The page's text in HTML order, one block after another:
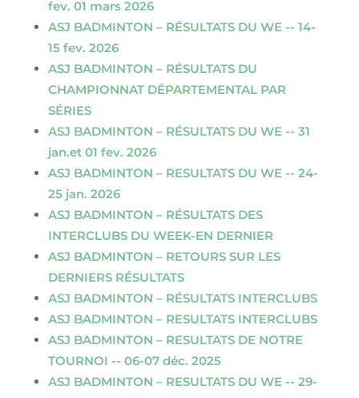
fev. 01 mars 2026
ASJ BADMINTON – RÉSULTATS DU WE -- 14-
15 fev. 2026
ASJ BADMINTON – RÉSULTATS DU
CHAMPIONNAT DÉPARTEMENTAL PAR
SÉRIES
ASJ BADMINTON – RÉSULTATS DU WE -- 31
jan.et 01 fev. 2026
ASJ BADMINTON – RESULTATS DU WE -- 24-
25 jan. 2026
ASJ BADMINTON – RÉSULTATS DES
INTERCLUBS DU WEEK-EN DERNIER
ASJ BADMINTON – RETOURS SUR LES
DERNIERS RÉSULTATS
ASJ BADMINTON – RÉSULTATS INTERCLUBS
ASJ BADMINTON – RESULTATS INTERCLUBS
ASJ BADMINTON – RESULTATS DE NOTRE
TOURNOI -- 06-07 déc. 2025
ASJ BADMINTON – RESULTATS DU WE -- 29-